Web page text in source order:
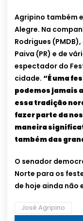
Agripino também
Alegre. Na
Rodrigues
Paiva (PR) e de
espectador do
cidade. “É uma
podemos jamais
essa tradição
fazer parte da
maneira
também das
O senador
Norte para os
de hoje ainda não
José Agripino